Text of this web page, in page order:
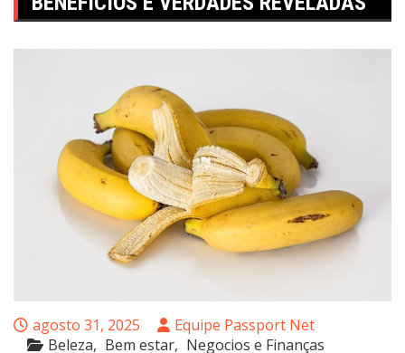
agosto 31, 2025
Equipe Passport Net
Beleza
Bem estar Negocios e Finanças